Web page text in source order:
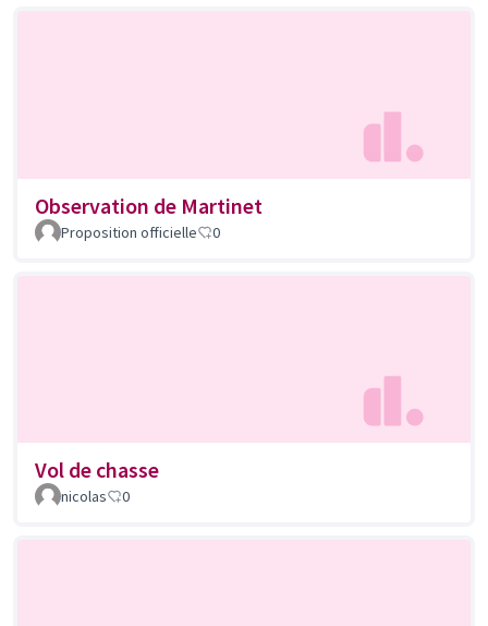
Observation de Martinet
Proposition officielle 0
Vol de chasse
nicolas 0